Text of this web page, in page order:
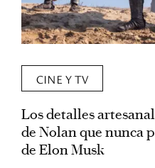
CINE Y TV
Los detalles
de Nolan que nunca
de Elon Musk